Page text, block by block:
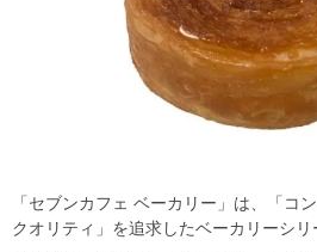
「セブンカフェ ベーカリー」は、「コ
クオリティ」を追求したベーカリーシリ